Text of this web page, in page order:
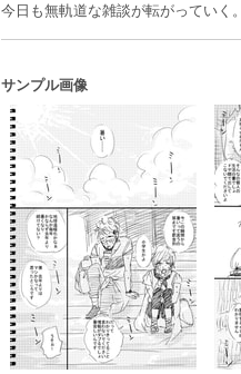
今日も無軌道な雑談が転がっていく
サンプル画像